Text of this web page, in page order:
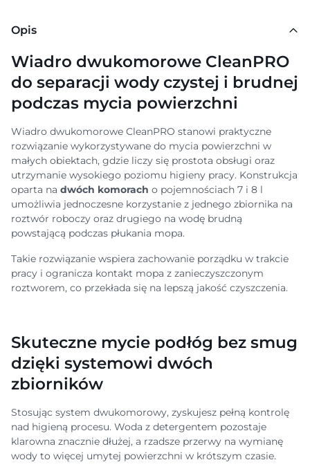
Opis
Wiadro dwukomorowe CleanPRO
do separacji wody czystej i brudnej
podczas mycia powierzchni
Wiadro dwukomorowe CleanPRO stanowi praktyczne
rozwiązanie wykorzystywane do mycia powierzchni w
małych obiektach, gdzie liczy się prostota obsługi oraz
utrzymanie wysokiego poziomu higieny pracy. Konstrukcja
oparta na dwóch komorach o pojemnościach 7 i 8 l
umożliwia jednoczesne korzystanie z jednego zbiornika na
roztwór roboczy oraz drugiego na wodę brudną
powstającą podczas płukania mopa.
Takie rozwiązanie wspiera zachowanie porządku w trakcie
pracy i ogranicza kontakt mopa z zanieczyszczonym
roztworem, co przekłada się na lepszą jakość czyszczenia.
Skuteczne mycie podłóg bez smug
dzięki systemowi dwóch
zbiorników
Stosując system dwukomorowy, zyskujesz pełną kontrolę
nad higieną procesu. Woda z detergentem pozostaje
klarowna znacznie dłużej, a rzadsze przerwy na wymianę
wody to więcej umytej powierzchni w krótszym czasie.